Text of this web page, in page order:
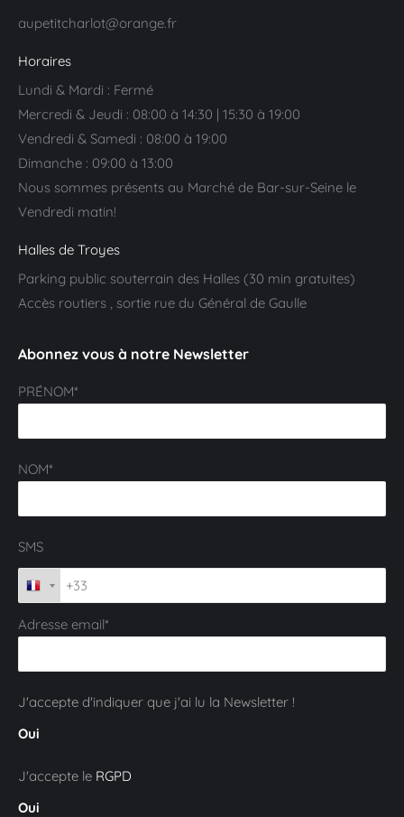
aupetitcharlot@orange.fr
Horaires
Lundi & Mardi : Fermé
Mercredi & Jeudi : 08:00 à 14:30 | 15:30 à 19:00
Vendredi & Samedi : 08:00 à 19:00
Dimanche : 09:00 à 13:00
Nous sommes présents au Marché de Bar-sur-Seine le
Vendredi matin!
Halles de Troyes
Parking public souterrain des Halles (30 min gratuites)
Accès routiers , sortie rue du Général de Gaulle
Abonnez vous à notre Newsletter
PRÉNOM*
NOM*
SMS
Adresse email*
J'accepte d'indiquer que j'ai lu la Newsletter !
Oui
J'accepte le RGPD
Oui